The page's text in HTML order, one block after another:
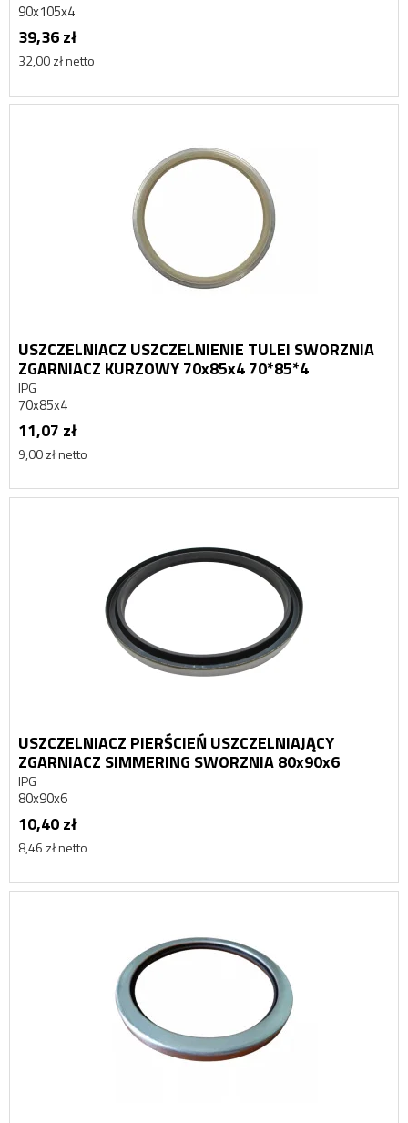
90x105x4
39,36 zł
32,00 zł netto
USZCZELNIACZ USZCZELNIENIE TULEI SWORZNIA
ZGARNIACZ KURZOWY 70x85x4 70*85*4
IPG
70x85x4
11,07 zł
9,00 zł netto
USZCZELNIACZ PIERŚCIEŃ USZCZELNIAJĄCY
ZGARNIACZ SIMMERING SWORZNIA 80x90x6
IPG
80x90x6
10,40 zł
8,46 zł netto